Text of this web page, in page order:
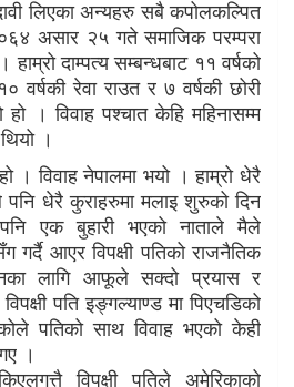
लिएका अन्यहरु सबै कपोलकल्पित
असार २५ गते समाजिक परम्परा
दाम्पत्य सम्बन्धबाट ११ वर्षको
वर्षकी रेवा राउत र ७ वर्षकी छोरी
। विवाह पश्चात केहि महिनासम्म
।
। विवाह नेपालमा भयो । हाम्रो धेरै
पनि धेरै कुराहरुमा मलाइ शुरुको दिन
एक बुहारी भएको नाताले मैले
गर्दै आएर विपक्षी पतिको राजनैतिक
लागि आफूले सक्दो प्रयास र
पति इङ्गल्याण्ड मा पिएचडिको
पतिको साथ विवाह भएको केही
।
विपक्षी पतिले अमेरिकाको